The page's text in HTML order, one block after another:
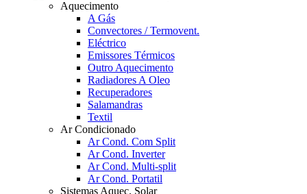
Aquecimento
A Gás
Convectores / Termovent.
Eléctrico
Emissores Térmicos
Outro Aquecimento
Radiadores A Oleo
Recuperadores
Salamandras
Textil
Ar Condicionado
Ar Cond. Com Split
Ar Cond. Inverter
Ar Cond. Multi-split
Ar Cond. Portatil
Sistemas Aquec. Solar